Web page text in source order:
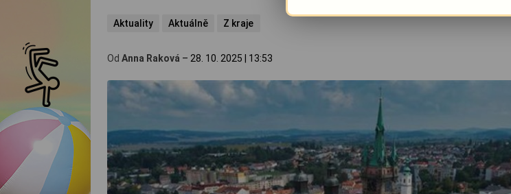
Aktuality Aktuálně Z kraje
Od Anna Raková – 28. 10. 2025 13:53